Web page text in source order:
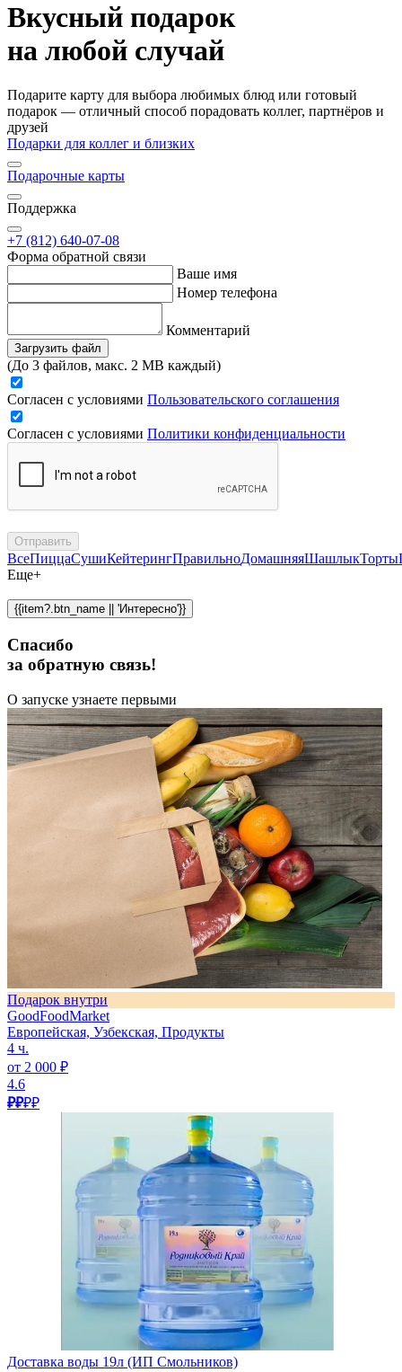
Вкусный подарок
на любой случай
Подарите карту для выбора любимых блюд или готовый
подарок — отличный способ порадовать коллег, партнёров и
друзей
Подарки для коллег и близких
Подарочные карты
Поддержка
+7 (812) 640-07-08
Форма обратной связи
Ваше имя
Номер телефона
Комментарий
Загрузить файл
(До 3 файлов, макс. 2 MB каждый)
Согласен с условиями Пользовательского соглашения
Согласен с условиями Политики конфиденциальности
Отправить
ВсеПиццаСушиКейтерингПравильноДомашняяШашлыкТорты
Еще+
{{item?.btn_name || 'Интересно'}}
Спасибо
за обратную связь!
О запуске узнаете первыми
Подарок внутри
GoodFoodMarket
Европейская, Узбекская, Продукты
4 ч.
от 2 000 ₽
4.6
₽₽₽₽
Доставка воды 19л (ИП Смольников)